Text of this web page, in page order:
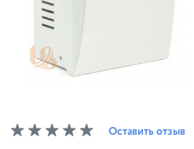
Оставить отзыв